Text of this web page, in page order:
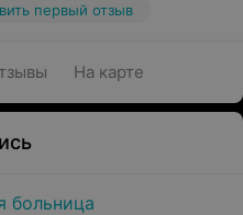
первый отзыв
На карте
больница